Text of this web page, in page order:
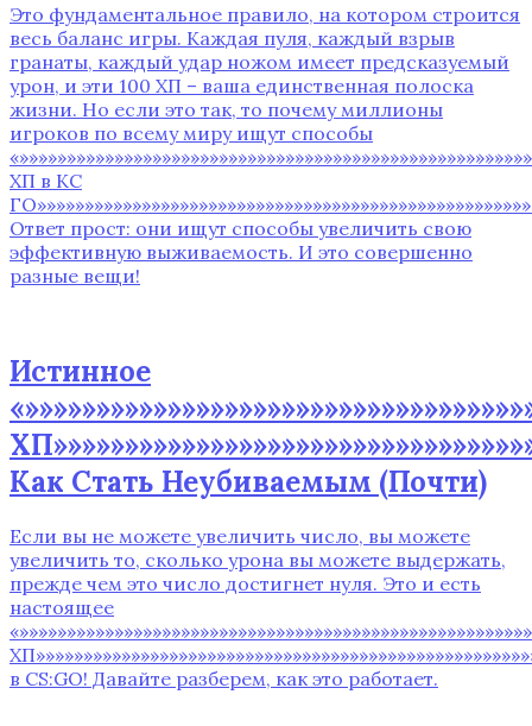
Это фундаментальное правило, на котором строится
весь баланс игры. Каждая пуля, каждый взрыв
гранаты, каждый удар ножом имеет предсказуемый
урон, и эти 100 ХП – ваша единственная полоска
жизни. Но если это так, то почему миллионы
игроков по всему миру ищут способы
ХП в КС
Ответ прост: они ищут способы увеличить свою
эффективную выживаемость. И это совершенно
разные вещи!
Истинное
Как Стать Неубиваемым (Почти)
Если вы не можете увеличить число, вы можете
увеличить то, сколько урона вы можете выдержать,
прежде чем это число достигнет нуля. Это и есть
настоящее
в CS:GO! Давайте разберем, как это работает.